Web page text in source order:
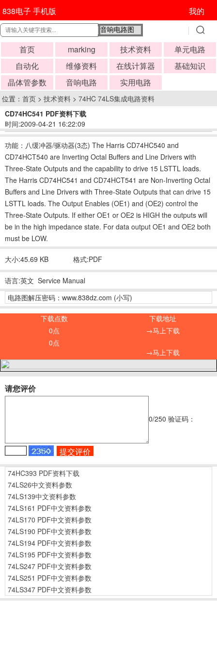
838电子 手机版 我的
首页 marking 技术资料
单元电路
自动化
维修资料 在线计算器
基础知识
晶体管参数
音响电路 实用电路
位置： 首页 > 技术资料 > 74HC 74LS集成电路资料
CD74HC541 PDF资料下载
时间:2009-04-21 16:22:09
功能：八缓冲器/驱动器(3态) The Harris CD74HC540 and
CD74HCT540 are Inverting Octal Buffers and Line Drivers with
Three-State Outputs and the capability to drive 15 LSTTL loads.
The Harris CD74HC541 and CD74HCT541 are Non-Inverting Octal
Buffers and Line Drivers with Three-State Outputs that can drive 15
LSTTL loads. The Output Enables (OE1) and (OE2) control the
Three-State Outputs. If either OE1 or OE2 is HIGH the outputs will
be in the high impedance state. For data output OE1 and OE2 both
must be LOW.
大小:45.69 KB 格式:PDF
语言:英文 Service Manual
电路图解压密码：www.838dz.com (小写)
下载点数
下载地址
0点
→马上下载
0点
→马上下载
请您评价
0/250 验证码：
74HC393 PDF资料下载
74LS26中文资料参数
74LS139中文资料参数
74LS161 PDF中文资料参数
74LS170 PDF中文资料参数
74LS190 PDF中文资料参数
74LS194 PDF中文资料参数
74LS195 PDF中文资料参数
74LS247 PDF中文资料参数
74LS251 PDF中文资料参数
74LS347 PDF中文资料参数